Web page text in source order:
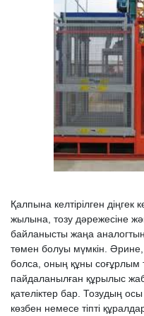
Қалпына келтірілген діңгек
жылына, тозу дәрежесіне
байланысты жаңа
төмен болуы мүмкін.
болса, оның құны соғұрлым
пайдаланылған құрылыс
қателіктер бар. Тозудың
көзбен немесе тіпті